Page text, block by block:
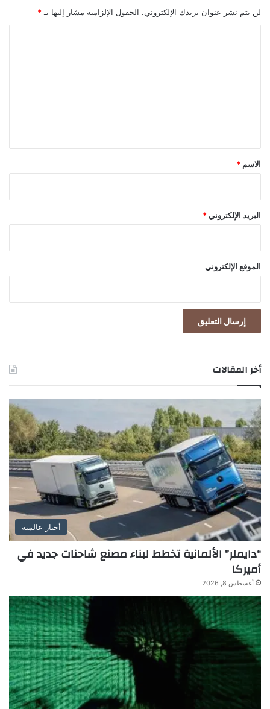
ى
ط
ي
و
ك
ي
ب
.
ا
ه
لن يتم نشر عنوان بريدك الإلكتروني. الحقول الإلزامية مشار إليها بـ *
*
الاسم *
البريد الإلكتروني *
الموقع الإلكتروني
أخر المقالات
أخبار عالمية
“دايملر” الألمانية تخطط لبناء مصنع شاحنات جديد في
أميركا
أغسطس 8, 2026